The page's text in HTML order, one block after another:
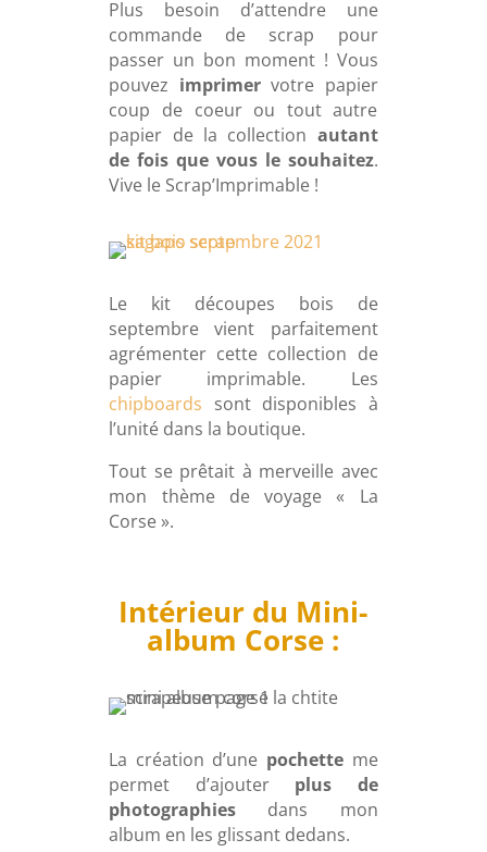
Plus besoin d’attendre une
commande de scrap pour
passer un bon moment ! Vous
pouvez imprimervotre papier
coup de coeur ou tout autre
papier de la collection autant
de fois que vous le souhaitez.
Vive le Scrap’Imprimable !
Le kit découpes bois de
septembre vient parfaitement
agrémenter cette collection de
papier imprimable. Les
chipboards sont disponibles à
l’unité dans la boutique.
Tout se prêtait à merveille avec
mon thème de voyage « La
Corse ».
Intérieur du Mini-
album Corse :
La création d’une pochette me
permet d’ajouter plus de
photographies dans mon
album en les glissant dedans.